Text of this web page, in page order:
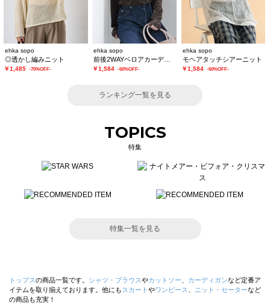
ehka sopo
◎透かし編みニット
￥1,485 -70%OFF-
ehka sopo
￥1,584 -60%OFF-
ehka sopo
モヘアタッチシアーニット
￥1,584 -60%OFF-
ランキング一覧を見る
TOPICS
特集
特集一覧を見る
トップスの商品一覧です。 シャツ・ブラウスやカットソー カーディガンなど定番ア
イテムを取り揃えております。他にも スカート やワンピース ニット・セーターなど
の商品も充実！